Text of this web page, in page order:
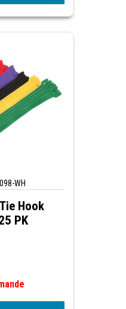
WH
Hook
PK